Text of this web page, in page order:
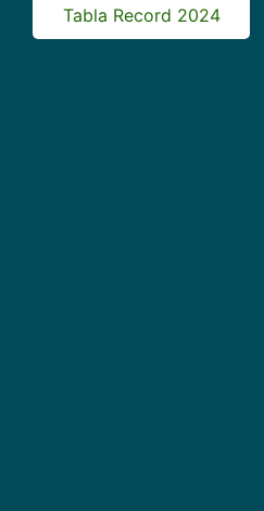
Tabla Record 2024